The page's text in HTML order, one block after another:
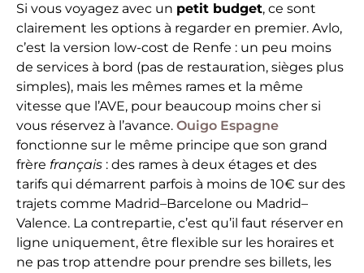
Si vous voyagez avec un petit budget, ce sont
clairement les options à regarder en premier. Avlo,
c’est la version low-cost de Renfe : un peu moins
de services à bord (pas de restauration, sièges plus
simples), mais les mêmes rames et la même
vitesse que l’AVE, pour beaucoup moins cher si
vous réservez à l’avance. Ouigo Espagne
fonctionne sur le même principe que son grand
frère français : des rames à deux étages et des
tarifs qui démarrent parfois à moins de 10€ sur des
trajets comme Madrid–Barcelone ou Madrid–
Valence. La contrepartie, c’est qu’il faut réserver en
ligne uniquement, être flexible sur les horaires et
ne pas trop attendre pour prendre ses billets, les